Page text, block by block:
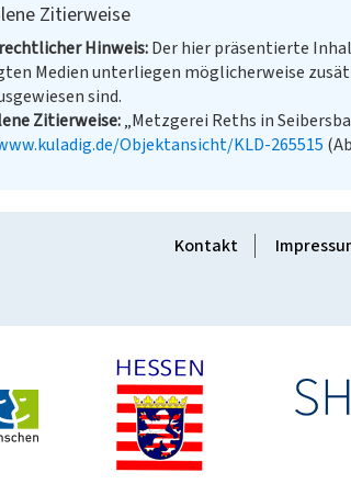
Zitierweise
Hinweis Der hier präsentierte
Medien unterliegen möglicherweise
sind.
Zitierweise „Metzgerei Reths in
Objektansicht/KLD-265515
Kontakt